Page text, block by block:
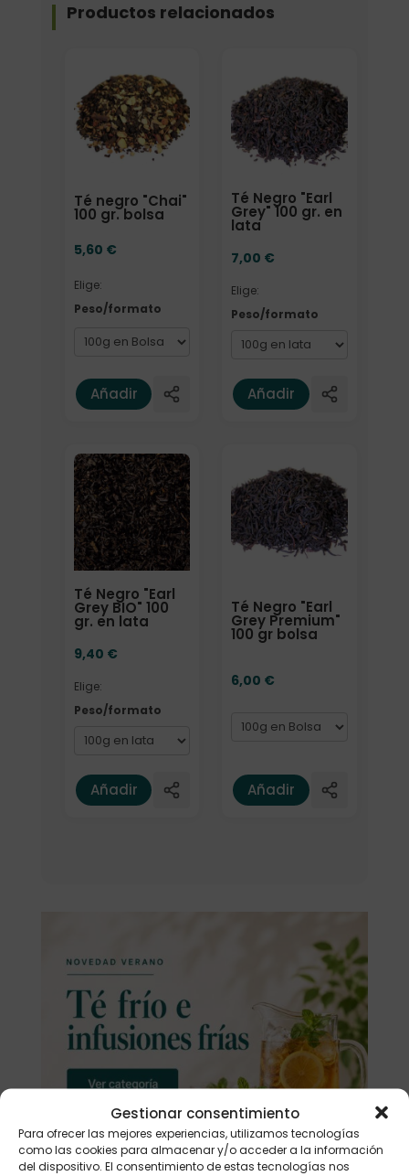
Gestionar consentimiento
Para ofrecer las mejores experiencias, utilizamos tecnologías
como las cookies para almacenar y/o acceder a la información
del dispositivo. El consentimiento de estas tecnologías nos
Productos relacionados
Té negro "Chai"
100 gr. bolsa
5,60 €
Elige:
Peso/formato
Añadir
Té Negro "Earl
Grey" 100 gr. en
lata
7,00 €
Elige:
Peso/formato
Añadir
Té Negro "Earl
Grey BIO" 100
gr. en lata
9,40 €
Elige:
Peso/formato
Elige: Peso/formato
Añadir
Té Negro "Earl
Grey Premium"
100 gr bolsa
6,00 €
Añadir